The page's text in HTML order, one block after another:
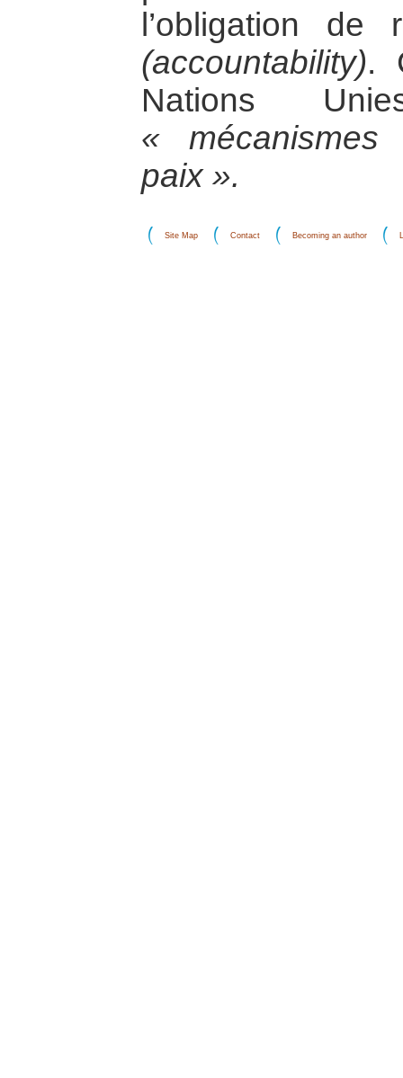
l’obligation de
(accountability).
Nations
«
paix ».
Site Map Contact Becoming an author